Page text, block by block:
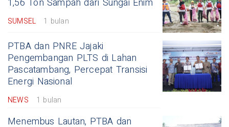
SUMSEL 1 bulan
PTBA dan PNRE Jajaki
Pengembangan PLTS di Lahan
Pascatambang, Percepat Transisi
Energi Nasional
NEWS 1 bulan
Menembus Lautan, PTBA dan